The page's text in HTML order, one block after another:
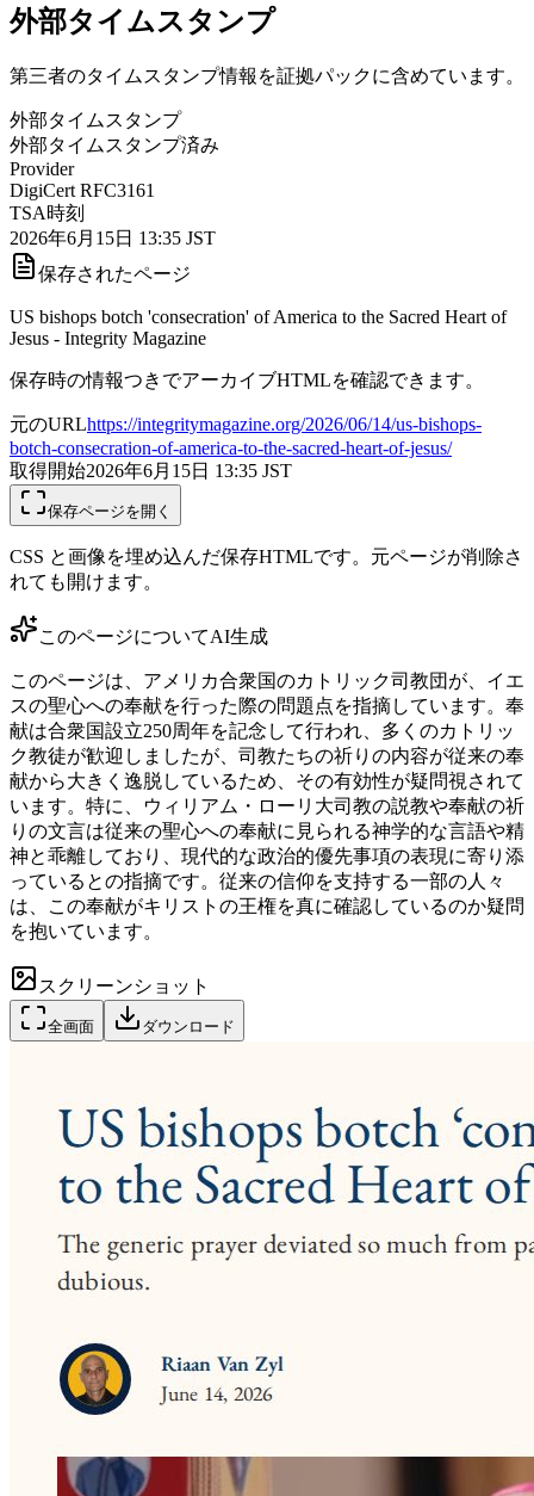
外部タイムスタンプ
第三者のタイムスタンプ情報を証拠パックに含めています。
外部タイムスタンプ
外部タイムスタンプ済み
Provider
DigiCert RFC3161
TSA時刻
2026年6月15日 13:35 JST
保存されたページ
US bishops botch 'consecration' of America to the Sacred Heart of
Jesus - Integrity Magazine
保存時の情報つきでアーカイブHTMLを確認できます。
元のURLhttps://integritymagazine.org/2026/06/14/us-bishops-
botch-consecration-of-america-to-the-sacred-heart-of-jesus/
取得開始2026年6月15日 13:35 JST
保存ページを開く
CSS と画像を埋め込んだ保存HTMLです。元ページが削除さ
れても開けます。
このページについてAI生成
このページは、アメリカ合衆国のカトリック司教団が、イエ
スの聖心への奉献を行った際の問題点を指摘しています。奉
献は合衆国設立250周年を記念して行われ、多くのカトリッ
ク教徒が歓迎しましたが、司教たちの祈りの内容が従来の奉
献から大きく逸脱しているため、その有効性が疑問視されて
います。特に、ウィリアム・ローリ大司教の説教や奉献の祈
りの文言は従来の聖心への奉献に見られる神学的な言語や精
神と乖離しており、現代的な政治的優先事項の表現に寄り添
っているとの指摘です。従来の信仰を支持する一部の人々
は、この奉献がキリストの王権を真に確認しているのか疑問
を抱いています。
スクリーンショット
全画面 ダウンロード